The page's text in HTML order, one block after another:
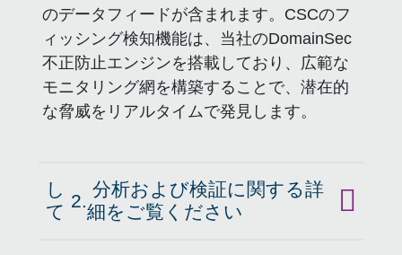
のデータフィードが含まれます。CSCのフ
ィッシング検知機能は、当社のDomainSec
不正防止エンジンを搭載しており、広範な
モニタリング網を構築することで、潜在的
な脅威をリアルタイムで発見します。
クリック
し
て
2.
分析および検証に関する詳
細をご覧ください